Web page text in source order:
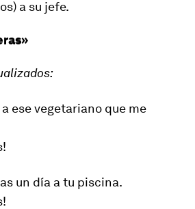
a su jefe.
ese vegetariano que me
un día a tu piscina.